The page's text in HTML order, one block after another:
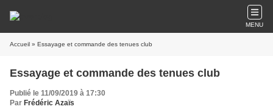
MENU
Accueil » Essayage et commande des tenues club
Essayage et commande des tenues club
Publié le 11/09/2019 à 17:30
Par Frédéric Azaïs